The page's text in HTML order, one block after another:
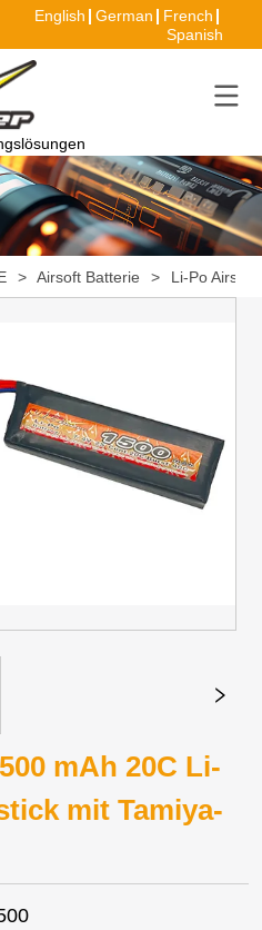
English German
French
Spanish
> Airsoft Batterie > Li-Po Airsoft
mAh 20C Li-
mit Tamiya-